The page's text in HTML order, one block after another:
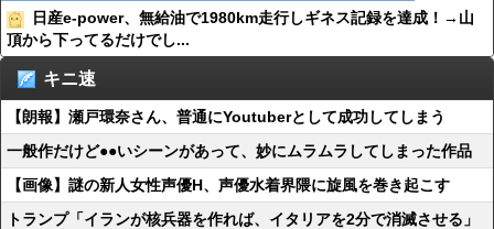
日産e-power、無給油で1980km走行しギネス記録を達成！→山
頂から下ってるだけでし...
キニ速
【朗報】瀬戸環奈さん、普通にYoutuberとして成功してしまう
一般作だけど●●いシーンがあって、妙にムラムラしてしまった作品
【画像】謎の新人女性声優H、声優水着界隈に旋風を巻き起こす
トランプ「イランが核兵器を作れば、イタリアを2分で消滅させる」